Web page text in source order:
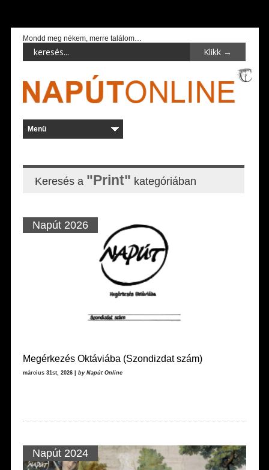
Mondd meg nékem, merre találom…
Keresés a "Print" kategóriában
Napút 2026
Megérkezés Oktáviába (Szondizdat szám)
március 31st, 2026 | by Napút Online
Napút 2024